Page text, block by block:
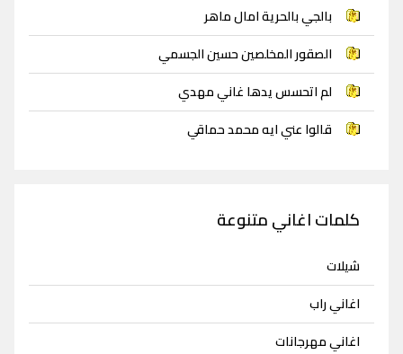
بالجي بالحرية امال ماهر
الصقور المخلصين حسين الجسمي
لم اتحسس يدها غاني مهدي
قالوا عني ايه محمد حماقي
كلمات اغاني متنوعة
شيلات
اغاني راب
اغاني مهرجانات